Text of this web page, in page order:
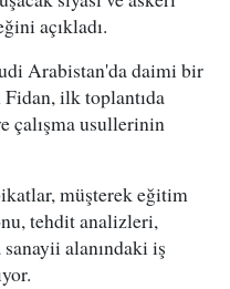
açıkladı.
Arabistan'da daimi bir
Fidan, ilk toplantıda
çalışma usullerinin
müşterek eğitim
tehdit analizleri,
alanındaki iş